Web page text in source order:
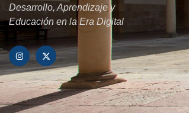
Desarrollo, Aprendizaje y
Educación en la Era Digital